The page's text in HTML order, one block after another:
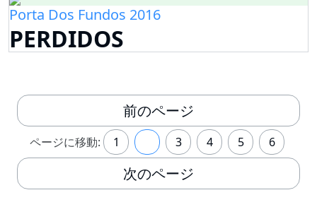
Porta Dos Fundos 2016
PERDIDOS
前のページ
ページに移動: 1 3 4 5 6
次のページ